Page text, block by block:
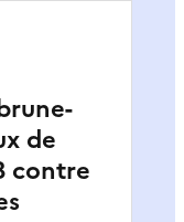
de
contre